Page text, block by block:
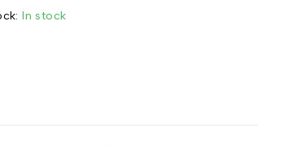
In stock